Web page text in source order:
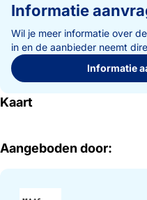
Informatie
Wil je meer informatie over
in en de aanbieder neemt
Informatie
Kaart
Aangeboden door: